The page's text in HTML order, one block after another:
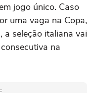
jogo único. Caso
uma vaga na Copa,
a seleção italiana vai
na